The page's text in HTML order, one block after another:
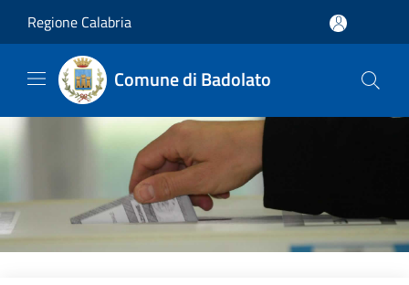
Regione Calabria
Comune di Badolato